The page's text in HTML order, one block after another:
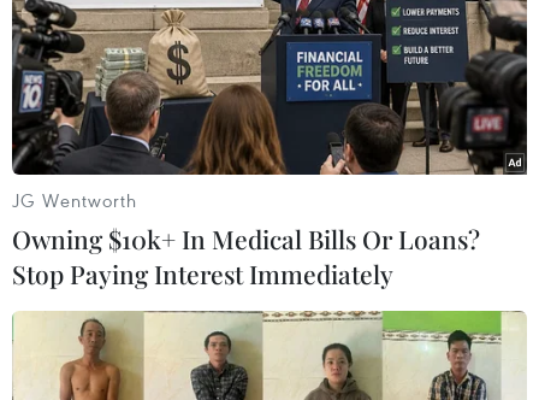
Chủ tịch Ủy ban Nhân dân tỉnh Thái Bình Nguyễn Khắc Thận đã
trực tiếp làm việc với Công an tỉnh, Công an thành phố và Ủy
ban Nhân dân thành phố Thái Bình. (Ảnh: TTXVN phát)
JG Wentworth
Owning $10k+ In Medical Bills Or Loans?
Stop Paying Interest Immediately